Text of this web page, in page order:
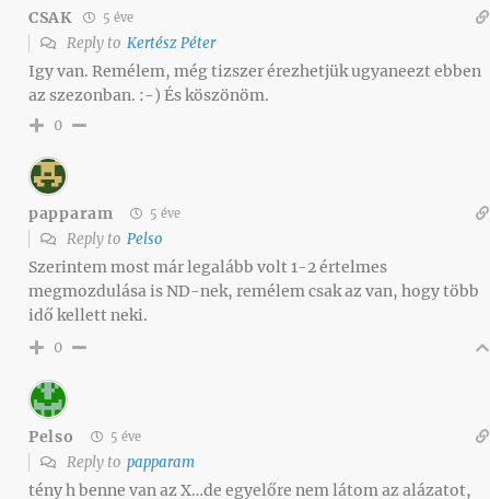
CSAK 5 éve
Reply to Kertész Péter
Igy van. Remélem, még tizszer érezhetjük ugyaneezt ebben
az szezonban. :-) És köszönöm.
0
papparam 5 éve
Reply to Pelso
Szerintem most már legalább volt 1-2 értelmes
megmozdulása is ND-nek, remélem csak az van, hogy több
idő kellett neki.
0
Pelso 5 éve
Reply to papparam
tény h benne van az X…de egyelőre nem látom az alázatot,